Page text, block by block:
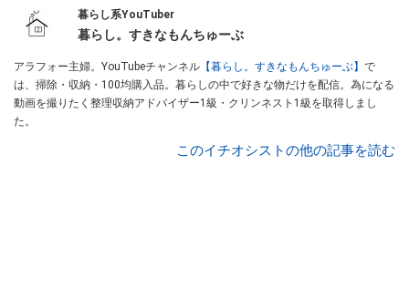
暮らし系YouTuber
暮らし。すきなもんちゅーぶ
アラフォー主婦。YouTubeチャンネル 【暮らし。すきなもんちゅーぶ】 で
は、掃除・収納・100均購入品。暮らしの中で好きな物だけを配信。為になる
動画を撮りたく整理収納アドバイザー1級・クリンネスト1級を取得しまし
た。
このイチオシストの他の記事を読む